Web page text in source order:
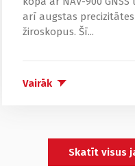
arī augstas
žiroskopus. Šī...
Vairāk
Skatīt visus